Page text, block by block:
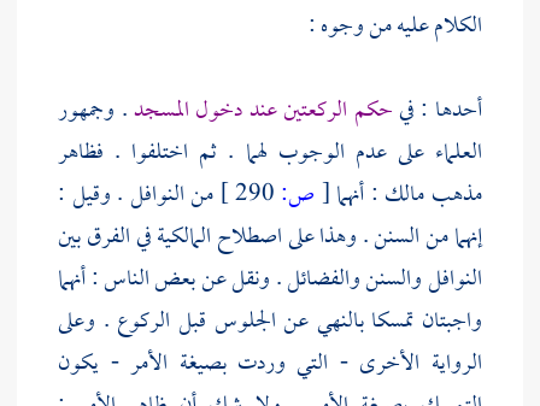
الكلام عليه من وجوه :
أحدها : فيحكم الركعتين عند دخول المسجد. وجمهور
العلماء على عدم الوجوب لهما . ثم اختلفوا . فظاهر
مذهبمالك : أنهما[ص:
من النوافل . وقيل :
إنهما من السنن . وهذا على اصطلاح المالكية في الفرق بين
النوافل والسنن والفضائل . ونقل عن بعض الناس : أنهما
واجبتان تمسكا بالنهي عن الجلوس قبل الركوع . وعلى
الرواية الأخرى - التي وردت بصيغة الأمر - يكون